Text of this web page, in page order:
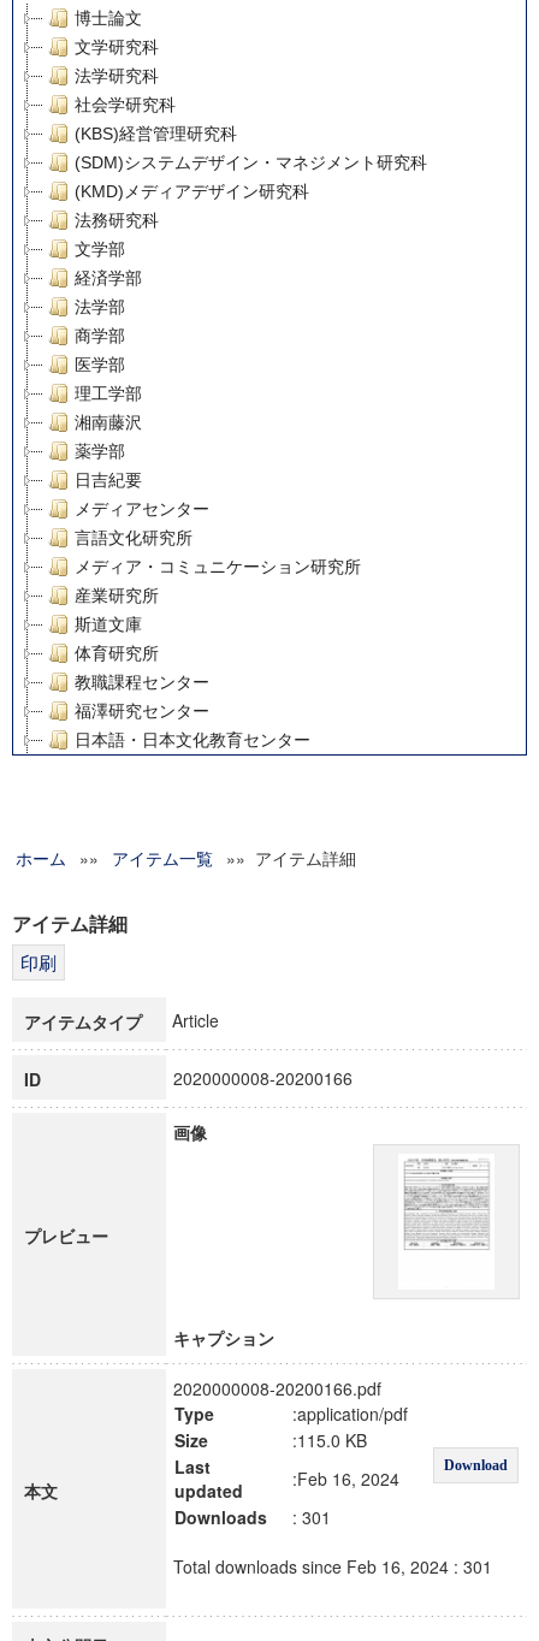
博士論文
文学研究科
法学研究科
社会学研究科
(KBS)経営管理研究科
(SDM)システムデザイン・マネジメント研究科
(KMD)メディアデザイン研究科
法務研究科
文学部
経済学部
法学部
商学部
医学部
理工学部
湘南藤沢
薬学部
日吉紀要
メディアセンター
言語文化研究所
メディア・コミュニケーション研究所
産業研究所
斯道文庫
体育研究所
教職課程センター
福澤研究センター
日本語・日本文化教育センター
グローバルリサーチインスティテュート
科学研究費補助金研究成果報告書
博士課程教育リーディングプログラム「超成熟社会発展のサ
ホーム »» アイテム一覧 »» アイテム詳細
アイテム詳細
アイテムタイプ Article
ID 2020000008-20200166
プレビュー
画像
キャプション
本文
2020000008-20200166.pdf
Type
:application/pdf
Download
Size
:115.0 KB
Last
updated
:Feb 16, 2024
Downloads
: 301
Total downloads since Feb 16, 2024 : 301